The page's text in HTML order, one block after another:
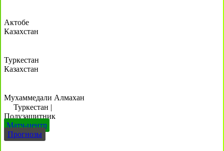
Актобе
Казахстан
Туркестан
Казахстан
Мухаммедали Алмахан
Туркестан |
Полузащитник
Матч-центр
Прогнозы